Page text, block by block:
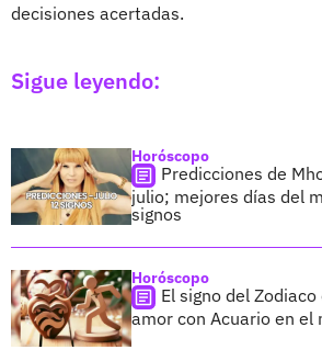
decisiones acertadas.
Sigue leyendo:
Horóscopo
Predicciones de
julio; mejores días del
signos
Horóscopo
El signo del
amor con Acuario en el